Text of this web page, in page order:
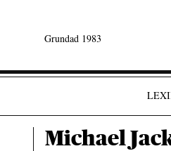
Grundad 1983
Michael